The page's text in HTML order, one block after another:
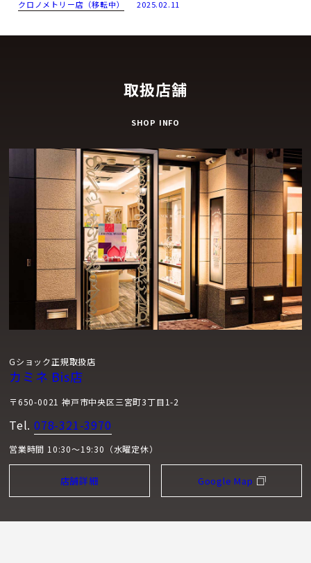
クロノメトリー店（移転中） 2025.02.11
取扱店舗
SHOP INFO
Gショック正規取扱店
カミネ Bis店
〒650-0021 神戸市中央区三宮町3丁目1-2
Tel. 078-321-3970
営業時間 10:30～19:30（水曜定休）
店舗詳細 Google Map